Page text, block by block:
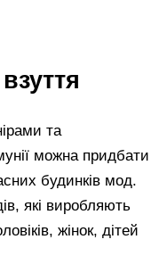
та
можна придбати
будинків мод.
які виробляють
жінок, дітей